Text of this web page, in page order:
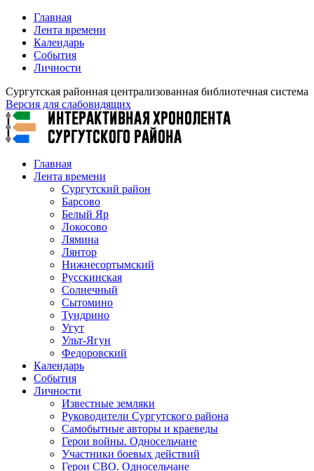
Главная
Лента времени
Календарь
События
Личности
Сургутская районная централизованная библиотечная система
Версия для слабовидящих
Главная
Лента времени
Сургутский район
Барсово
Белый Яр
Локосово
Лямина
Лянтор
Нижнесортымский
Русскинская
Солнечный
Сытомино
Тундрино
Угут
Ульт-Ягун
Федоровский
Календарь
События
Личности
Известные земляки
Руководители Сургутского района
Самобытные авторы и краеведы
Герои войны. Односельчане
Участники боевых действий
Герои СВО. Односельчане